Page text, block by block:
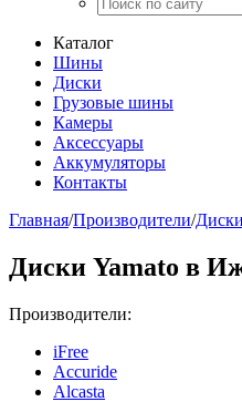
Каталог
Шины
Диски
Грузовые шины
Камеры
Аксессуары
Аккумуляторы
Контакты
Главная/Производители/Диски
Диски Yamato в
Производители:
iFree
Accuride
Alcasta